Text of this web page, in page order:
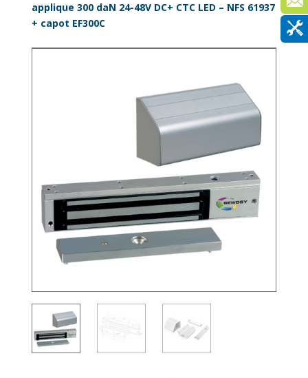
applique 300 daN 24-48V DC+ CTC LED – NFS 61937
+ capot EF300C